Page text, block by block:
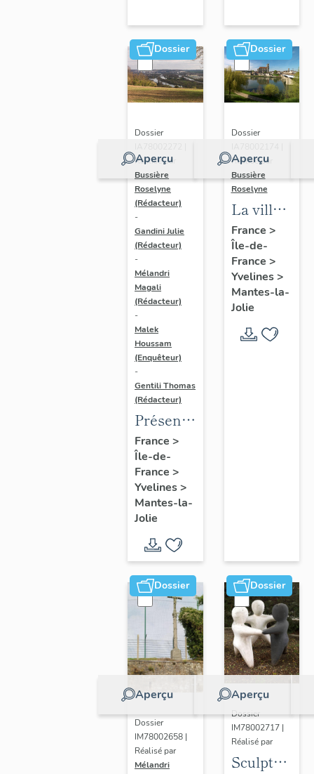
Dossier
Aperçu
Dossier
Réalisé par
Bussière
Roselyne
(Rédacteur)
-
Gandini Julie
(Rédacteur)
-
Mélandri
Magali
(Rédacteur)
-
Malek
Houssam
(Enquêteur)
-
Gentili Thomas
(Rédacteur)
Présentation
de
l'étude
France >
Île-de-
France >
Yvelines>
Mantes-la-
Jolie
Dossier
Aperçu
Dossier
Réalisé par
Bussière
Roselyne
La ville
de
Mantes-
la-Jolie
France >
Île-de-
France >
Yvelines>
Mantes-la-
Jolie
Dossier
Aperçu
Dossier
IM78002658 |
Réalisé par
Mélandri
Dossier
Aperçu
Dossier
IM78002717 |
Réalisé par
Sculpture